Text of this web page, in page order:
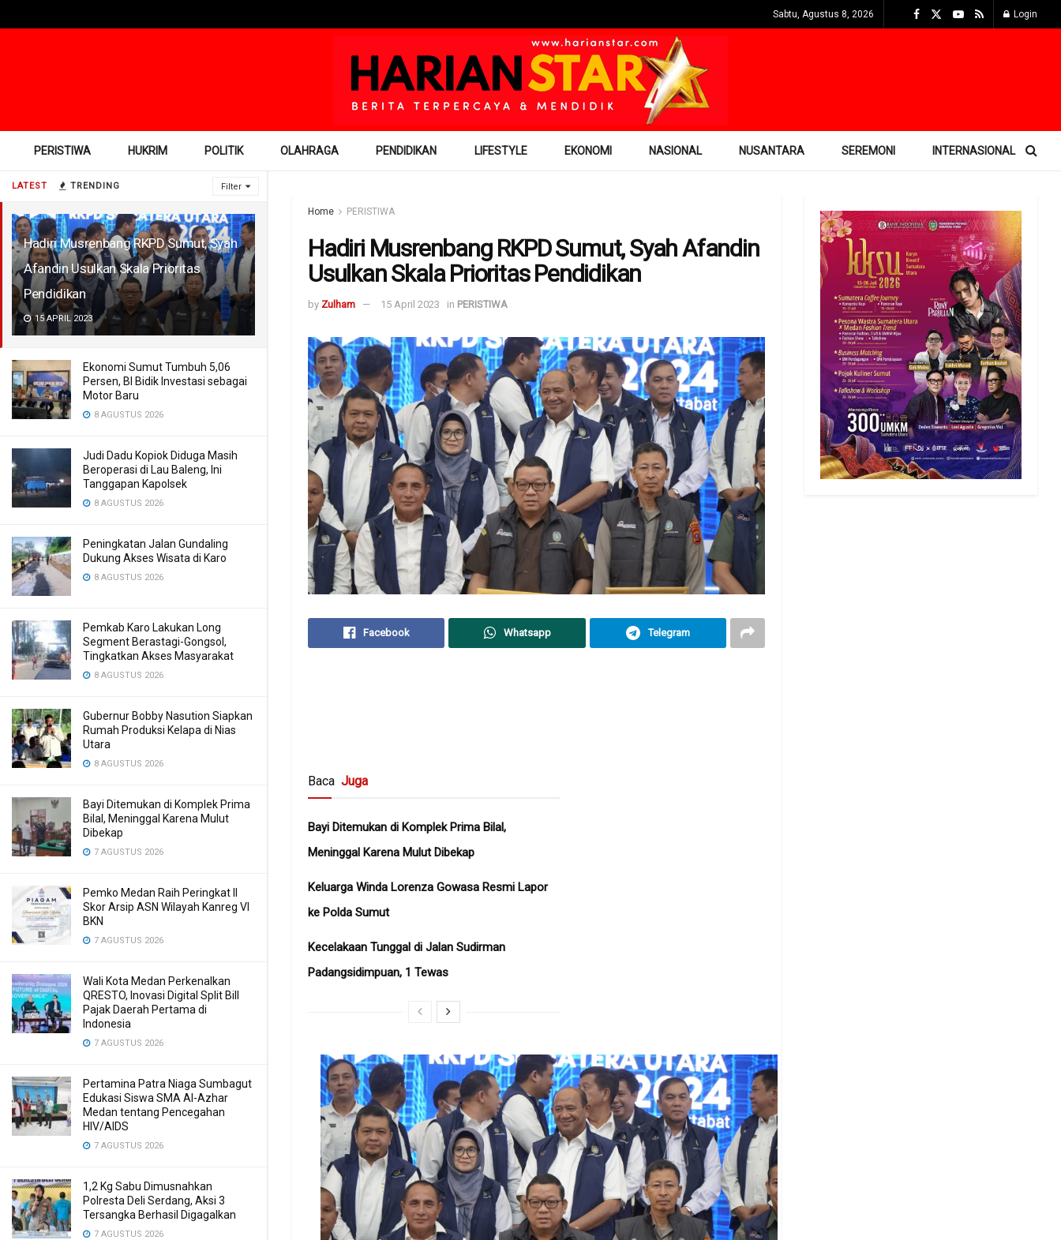
LATEST TRENDING Filter
Hadiri Musrenbang RKPD Sumut, Syah
Afandin Usulkan Skala Prioritas
Pendidikan
15 APRIL 2023
Ekonomi Sumut Tumbuh 5,06
Persen, BI Bidik Investasi sebagai
Motor Baru
8 AGUSTUS 2026
Judi Dadu Kopiok Diduga Masih
Beroperasi di Lau Baleng, Ini
Tanggapan Kapolsek
8 AGUSTUS 2026
Peningkatan Jalan Gundaling
Dukung Akses Wisata di Karo
8 AGUSTUS 2026
Pemkab Karo Lakukan Long
Segment Berastagi-Gongsol,
Tingkatkan Akses Masyarakat
8 AGUSTUS 2026
Gubernur Bobby Nasution Siapkan
Rumah Produksi Kelapa di Nias
Utara
8 AGUSTUS 2026
Bayi Ditemukan di Komplek Prima
Bilal, Meninggal Karena Mulut
Dibekap
7 AGUSTUS 2026
Pemko Medan Raih Peringkat II
Skor Arsip ASN Wilayah Kanreg VI
BKN
7 AGUSTUS 2026
Wali Kota Medan Perkenalkan
QRESTO, Inovasi Digital Split Bill
Pajak Daerah Pertama di
Indonesia
7 AGUSTUS 2026
Pertamina Patra Niaga Sumbagut
Edukasi Siswa SMA Al-Azhar
Medan tentang Pencegahan
HIV/AIDS
7 AGUSTUS 2026
1,2 Kg Sabu Dimusnahkan
Polresta Deli Serdang, Aksi 3
Tersangka Berhasil Digagalkan
7 AGUSTUS 2026
Sabtu, Agustus 8, 2026 Login
PERISTIWA HUKRIM POLITIK OLAHRAGA PENDIDIKAN LIFESTYLE EKONOMI NASIONAL NUSANTARA SEREMONI INTERNASIONAL
Home PERISTIWA
Hadiri Musrenbang RKPD Sumut, Syah Afandin
Usulkan Skala Prioritas Pendidikan
by Zulham 15 April 2023 in PERISTIWA
Facebook Whatsapp Telegram
Baca Juga
Bayi Ditemukan di Komplek Prima Bilal,
Meninggal Karena Mulut Dibekap
Keluarga Winda Lorenza Gowasa Resmi Lapor
ke Polda Sumut
Kecelakaan Tunggal di Jalan Sudirman
Padangsidimpuan, 1 Tewas